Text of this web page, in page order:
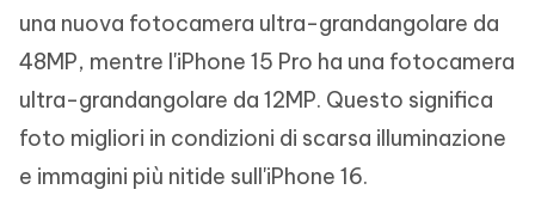
una nuova fotocamera ultra-grandangolare da
48MP, mentre l'iPhone 15 Pro ha una fotocamera
ultra-grandangolare da 12MP. Questo significa
foto migliori in condizioni di scarsa illuminazione
e immagini più nitide sull'iPhone 16.